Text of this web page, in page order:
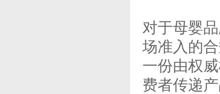
对于母婴
场准入的
一份由权
费者传递